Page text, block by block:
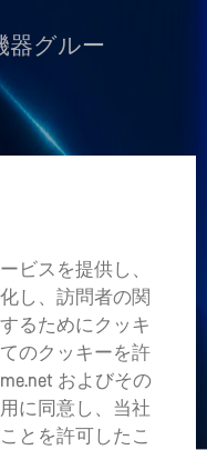
器グルー
+
すか。
ビスを提供し、
し、訪問者の関
るためにクッキ
のクッキーを許
およびその
に同意し、当社
とを許可したこ